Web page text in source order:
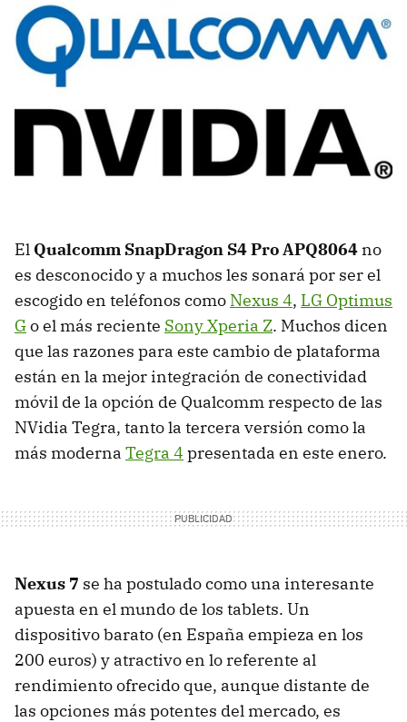
El Qualcomm SnapDragon S4 Pro APQ8064 no
es desconocido y a muchos les sonará por ser el
escogido en teléfonos como Nexus 4, LG Optimus
Go el más reciente Sony Xperia Z. Muchos dicen
que las razones para este cambio de plataforma
están en la mejor integración de conectividad
móvil de la opción de Qualcomm respecto de las
NVidia Tegra, tanto la tercera versión como la
más moderna Tegra 4 presentada en este enero.
Nexus 7 se ha postulado como una interesante
apuesta en el mundo de los tablets. Un
dispositivo barato (en España empieza en los
200 euros) y atractivo en lo referente al
rendimiento ofrecido que, aunque distante de
las opciones más potentes del mercado, es